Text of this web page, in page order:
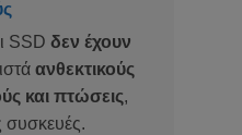
SSDδεν έχουν
ανθεκτικούς
και πτώσεις,
συσκευές.